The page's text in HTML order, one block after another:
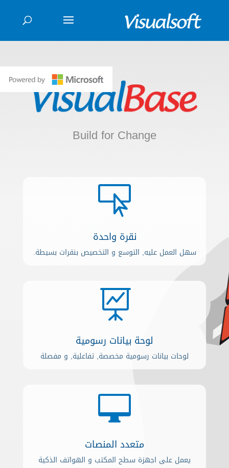
Build for Change

نقرة واحدة
سهل العمل عليه, التوسع و التخصيص بنقرات بسيطة.

لوحة بيانات رسومية
لوحات بيانات رسومية مخصصة, تفاعلية, و مفصلة

متعدد المنصات
يعمل على اجهزة سطح المكتب و الهواتف الذكية